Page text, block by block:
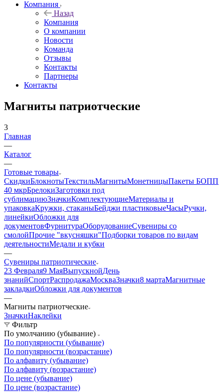
Компания
Назад
Компания
О компании
Новости
Команда
Отзывы
Контакты
Партнеры
Контакты
Магниты патриотческие
3
Главная
—
Каталог
—
Готовые товары
СкидкиБлокнотыТекстильМагнитыМонетницыПакеты БОПП
40 мкрБрелокиЗаготовки под
сублимациюЗначкиКомплектующиеМатериалы и
упаковкаКружки, стаканыБейджи пластиковыеЧасыРучки,
линейкиОбложки для
документовФурнитураОборудованиеСувениры со
смолойПрочие "вкусняшки"Подборки товаров по видам
деятельностиМедали и кубки
—
Сувениры патриотические
23 Февраля9 МаяВыпускнойДень
знанийСпортРаспродажаМоскваЗначки8 мартаМагнитные
закладкиОбложки для документов
—
Магниты патриотческие
ЗначкиНаклейки
Фильтр
По умолчанию (убывание)
По популярности (убывание)
По популярности (возрастание)
По алфавиту (убывание)
По алфавиту (возрастание)
По цене (убывание)
По цене (возрастание)